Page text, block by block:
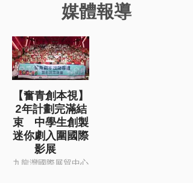
媒體報導
【奮青創本視】
2年計劃完滿結
束 中學生創製
迷你劇入圍國際
影展
九龍灣國際展貿中心